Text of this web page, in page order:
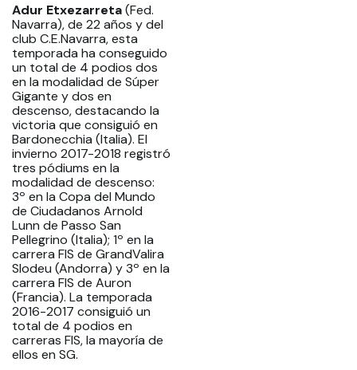
Adur Etxezarreta(Fed.
Navarra), de 22 años y del
club C.E.Navarra, esta
temporada ha conseguido
un total de 4 podios dos
en la modalidad de Súper
Gigante y dos en
descenso, destacando la
victoria que consiguió en
Bardonecchia (Italia). El
invierno 2017-2018 registró
tres pódiums en la
modalidad de descenso:
3º en la Copa del Mundo
de Ciudadanos Arnold
Lunn de Passo San
Pellegrino (Italia); 1º en la
carrera FIS de GrandValira
Slodeu (Andorra) y 3º en la
carrera FIS de Auron
(Francia). La temporada
2016-2017 consiguió un
total de 4 podios en
carreras FIS, la mayoría de
ellos en SG.